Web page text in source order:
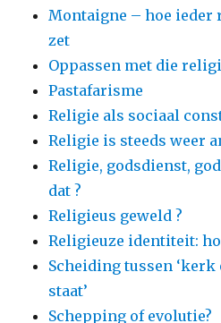
Montaigne – hoe ieder
zet
Oppassen met die
Pastafarisme
Religie als sociaal
Religie is steeds weer
Religie, godsdienst,
dat ?
Religieus geweld ?
Religieuze identiteit:
Scheiding tussen
staat’
Schepping of evolutie?